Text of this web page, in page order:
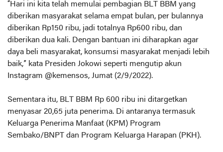
“Hari ini kita telah memulai pembagian BLT BBM yang
diberikan masyarakat selama empat bulan, per bulannya
diberikan Rp150 ribu, jadi totalnya Rp600 ribu, dan
diberikan dua kali. Dengan bantuan ini diharapkan agar
daya beli masyarakat, konsumsi masyarakat menjadi lebih
baik,” kata Presiden Jokowi seperti mengutip akun
Instagram @kemensos, Jumat (2/9/2022).
Sementara itu, BLT BBM Rp 600 ribu ini ditargetkan
menyasar 20,65 juta penerima. Di antaranya termasuk
Keluarga Penerima Manfaat (KPM) Program
Sembako/BNPT dan Program Keluarga Harapan (PKH).